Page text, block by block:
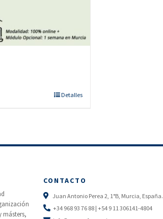
Detalles
másters,
CONTACTO
Juan Antonio Perea 2, 1°B, Murcia, España.
+34 968 93 76 88 | +54 9 11 306141-4804